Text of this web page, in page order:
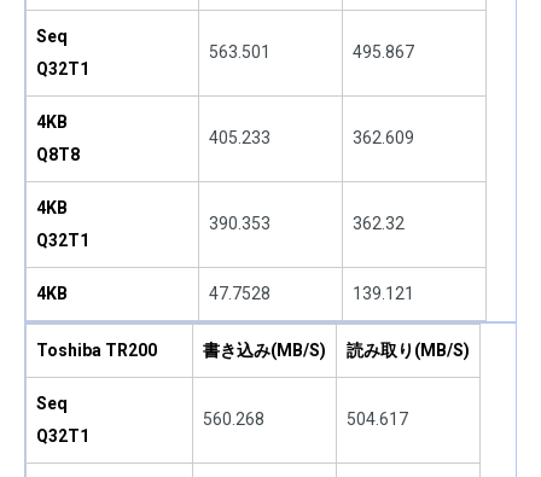
Seq
Q32T1
563.501 495.867
4KB
Q8T8
405.233 362.609
4KB
Q32T1
390.353 362.32
4KB 47.7528 139.121
Toshiba TR200 書き込み(MB/S) 読み取り(MB/S)
Seq
Q32T1
560.268 504.617